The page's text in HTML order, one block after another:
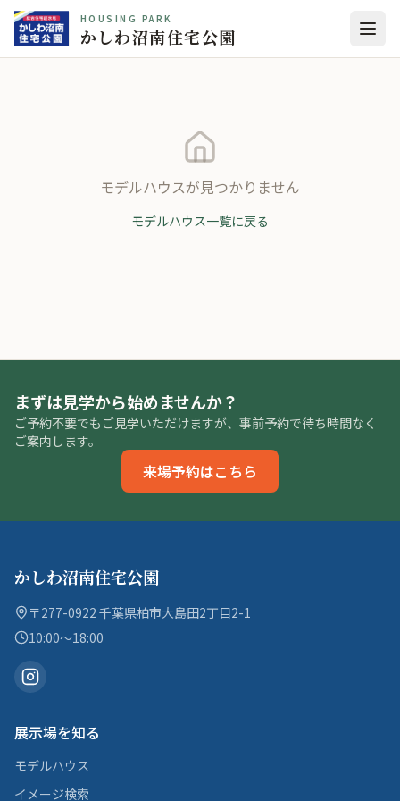
HOUSING PARK
かしわ沼南住宅公園
モデルハウスが見つかりません
モデルハウス一覧に戻る
まずは見学から始めませんか？
ご予約不要でもご見学いただけますが、事前予約で待ち時間なく
ご案内します。
来場予約はこちら
かしわ沼南住宅公園
〒277-0922 千葉県柏市大島田2丁目2-1
10:00〜18:00
展示場を知る
モデルハウス
イメージ検索